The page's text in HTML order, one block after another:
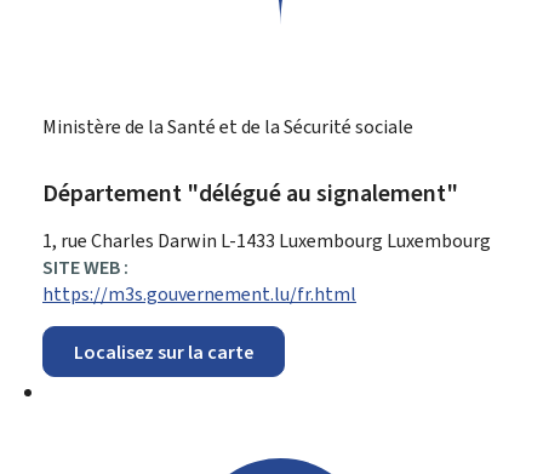
Ministère de la Santé et de la Sécurité sociale
Département "délégué au signalement"
ADRESSE
:
1, rue Charles Darwin L-1433 Luxembourg Luxembourg
SITE WEB :
https://m3s.gouvernement.lu/fr.html
Localisez sur la carte